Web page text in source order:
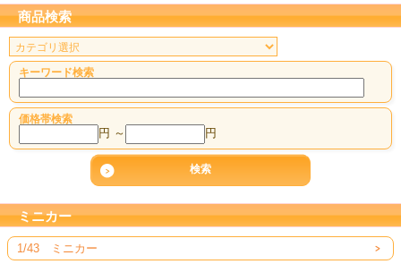
商品検索
キーワード検索
価格帯検索
円 ～ 円
ミニカー
1/43 ミニカー